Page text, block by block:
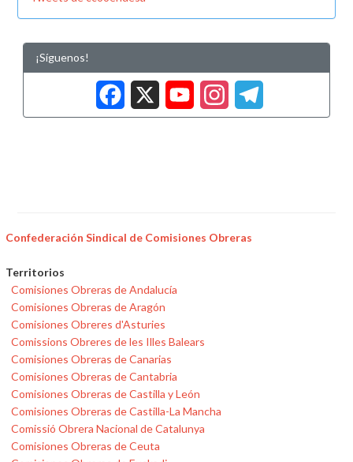
¡Síguenos!
Facebook
X
Confederación Sindical de Comisiones Obreras
Territorios
Comisiones Obreras de Andalucía
Comisiones Obreras de Aragón
Comisiones Obreres d'Asturies
Comissions Obreres de les Illes Balears
Comisiones Obreras de Canarias
Comisiones Obreras de Cantabria
Comisiones Obreras de Castilla y León
Comisiones Obreras de Castilla-La Mancha
Comissió Obrera Nacional de Catalunya
Comisiones Obreras de Ceuta